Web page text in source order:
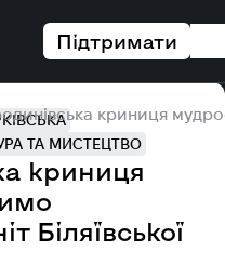
Підтримати
криниця
ТА МИСТЕЦТВО
криниця
Біляївської